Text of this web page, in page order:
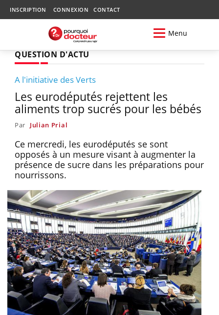
INSCRIPTION CONNEXION CONTACT
Menu
QUESTION D'ACTU
A l'initiative des Verts
Les eurodéputés rejettent les
aliments trop sucrés pour les bébés
Par Julian Prial
Ce mercredi, les eurodéputés se sont
opposés à un mesure visant à augmenter la
présence de sucre dans les préparations pour
nourrissons.